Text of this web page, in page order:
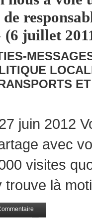
juillet
juin 2012
avec
visites
là